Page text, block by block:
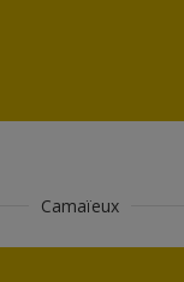
Camaïeux